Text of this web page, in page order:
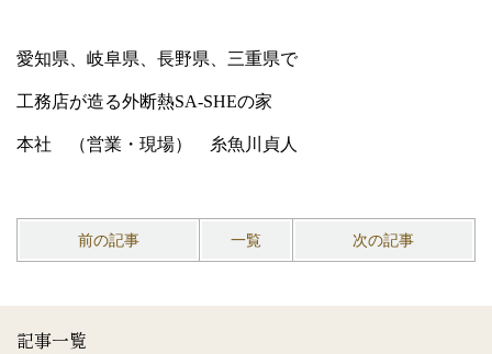
愛知県、岐阜県、長野県、三重県で
工務店が造る外断熱SA-SHEの家
本社 （営業・現場） 糸魚川貞人
前の記事 一覧 次の記事
記事一覧